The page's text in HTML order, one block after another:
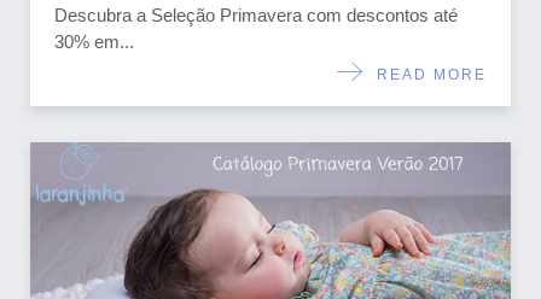
Descubra a Seleção Primavera com descontos até
30% em...
READ MORE